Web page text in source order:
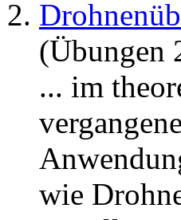
2.
(Übungen
... im
wie